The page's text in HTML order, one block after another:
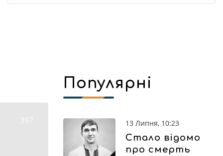
397
Популярні
13 Липня, 10:23
Стало відомо
про смерть